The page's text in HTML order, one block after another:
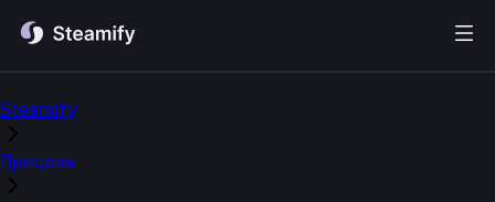
Steamify
Прицелы